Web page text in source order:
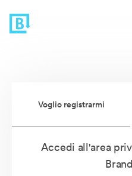
Voglio registrarmi
Accedi all'area